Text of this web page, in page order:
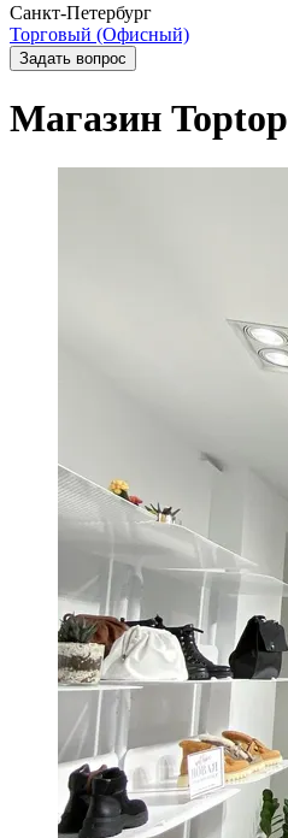
Санкт-Петербург
Торговый (Офисный)
Задать вопрос
Магазин Toptop